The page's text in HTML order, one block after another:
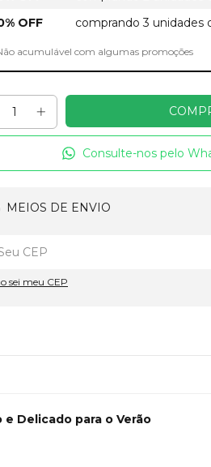
OFF
comprando 3 unidades
acumulável com algumas promoções
Consulte-nos pelo
MEIOS DE ENVIO
sei meu CEP
Delicado para o Verão